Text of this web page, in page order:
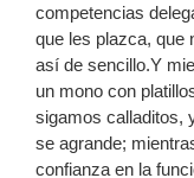
competencias
que les plazca, que
así de sencillo.Y
un mono con
sigamos calladitos,
se agrande;
confianza en la